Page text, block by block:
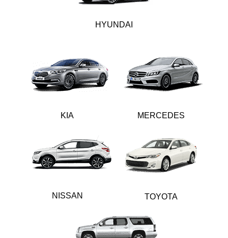
HYUNDAI
KIA MERCEDES
NISSAN TOYOTA